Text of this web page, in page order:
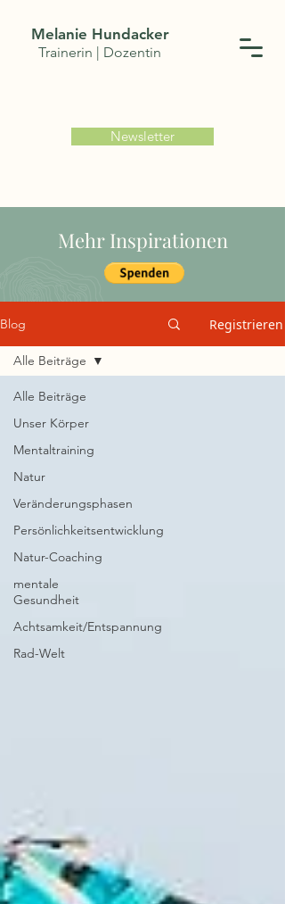
Melanie Hundacker
Trainerin | Dozentin
Newsletter
Mehr Inspirationen
Blog Registrieren
Alle Beiträge
Unser Körper
Mentaltraining
Natur
Veränderungsphasen
Persönlichkeitsentwicklung
Natur-Coaching
mentale
Gesundheit
Achtsamkeit/Entspannung
Rad-Welt
Alle Beiträge